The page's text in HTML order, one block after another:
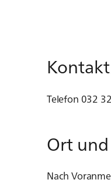
Telefon 032
Ort
Nach